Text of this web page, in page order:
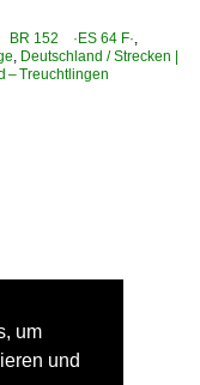
BR 152 ·ES 64 F·,
, Deutschland / Strecken |
Treuchtlingen
um
und